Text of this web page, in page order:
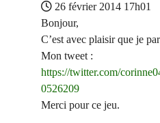
26 février 2014 17h01
Bonjour,
C’est avec plaisir que je
Mon tweet :
https://twitter.com/
0526209
Merci pour ce jeu.